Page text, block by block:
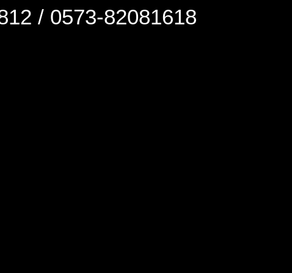
/ 0573-82081618